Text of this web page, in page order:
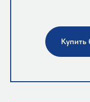
Купить